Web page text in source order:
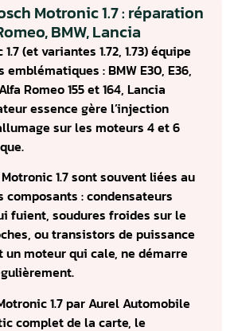
Motronic 1.7 : réparation
BMW, Lancia
(et variantes 1.72, 1.73) équipe
: BMW E30, E36,
Romeo 155 et 164, Lancia
essence gère l’injection
sur les moteurs 4 et 6
1.7 sont souvent liées au
: condensateurs
fuient, soudures froides sur le
ou transistors de puissance
un moteur qui cale, ne démarre
1.7 par Aurel Automobile
complet de la carte, le